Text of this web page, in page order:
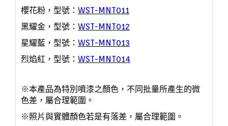
櫻花粉 ， 型號： WST-MNT011
黑耀金 ， 型號： WST-MNT012
星耀藍 ， 型號： WST-MNT013
烈焰紅 ， 型號： WST-MNT014
※本產品為特別噴漆之顏色，不同批量所產生的微
色差，屬合理範圍。
※照片與實體顏色若是有落差，屬合理範圍。